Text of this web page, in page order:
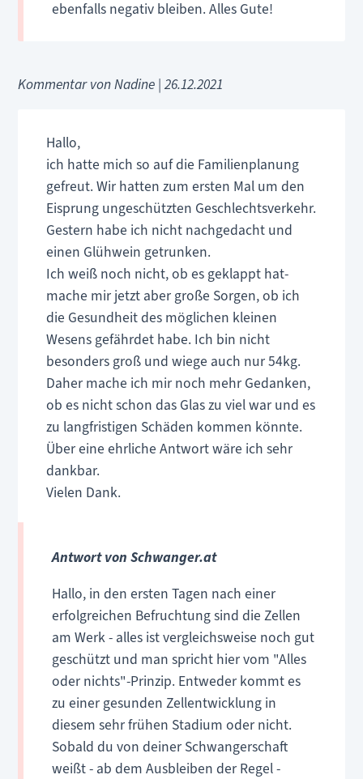
ebenfalls negativ bleiben. Alles Gute!
Kommentar von Nadine |26.12.2021
Hallo,
ich hatte mich so auf die Familienplanung
gefreut. Wir hatten zum ersten Mal um den
Eisprung ungeschützten Geschlechtsverkehr.
Gestern habe ich nicht nachgedacht und
einen Glühwein getrunken.
Ich weiß noch nicht, ob es geklappt hat-
mache mir jetzt aber große Sorgen, ob ich
die Gesundheit des möglichen kleinen
Wesens gefährdet habe. Ich bin nicht
besonders groß und wiege auch nur 54kg.
Daher mache ich mir noch mehr Gedanken,
ob es nicht schon das Glas zu viel war und es
zu langfristigen Schäden kommen könnte.
Über eine ehrliche Antwort wäre ich sehr
dankbar.
Vielen Dank.
Antwort von Schwanger.at
Hallo, in den ersten Tagen nach einer
erfolgreichen Befruchtung sind die Zellen
am Werk - alles ist vergleichsweise noch gut
geschützt und man spricht hier vom "Alles
oder nichts"-Prinzip. Entweder kommt es
zu einer gesunden Zellentwicklung in
diesem sehr frühen Stadium oder nicht.
Sobald du von deiner Schwangerschaft
weißt - ab dem Ausbleiben der Regel -